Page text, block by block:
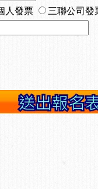
人發票 三聯公司發